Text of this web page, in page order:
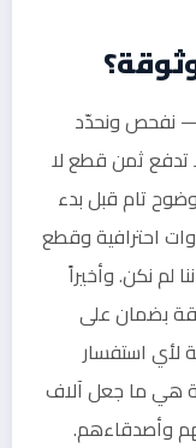
— نفحص ونحدّد
تدفع ثمن قطع لا
تام قبل بدء
احترافية وقطع
لم نكن. وأخيراً
بضمان على
لأي استفسار
هي ما جعل آلاف
وأصدقاءهم.